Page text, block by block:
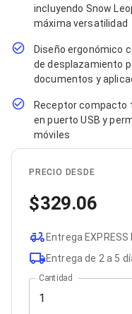
Adaptadores
Adaptadores PC
Adaptadores PC USB
Adaptadores PC
Adaptadores PC SATA
Adaptadores PC IDE
Adaptadores PC
Bluetooth
Adaptadores Video
Adaptadores Video
Divisores de Video
Adaptadores Video
Adaptadores Video DVI
Adaptadores Video
Adaptadores Audio
Adaptadores Audio
Adaptadores Audio
Dispositivos de
incluyendo Snow
máxima versatilidad
Diseño ergonómico
de desplazamiento
documentos y
Receptor compacto
en puerto USB y
móviles
PRECIO DESDE
329.06
Entrega
Entrega de 2 a 5
Cantidad